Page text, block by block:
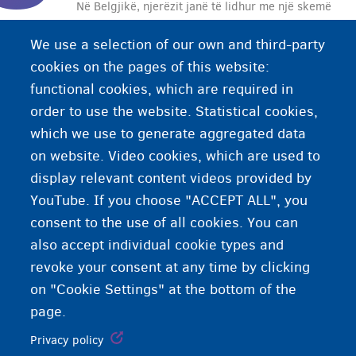
Në Belgjikë, njerëzit janë të lidhur me një skemë
sigurimit shëndetësor rimburson një pjesë të
madhe të shpenzimeve tuaja mjekësore dhe ju
paguan një përfitim nëse nuk jeni në gjendje të
punoni për shkak të sëmundjes ose shtatzënisë. ​​​​​
We use a selection of our own and third-party
cookies on the pages of this website:
functional cookies, which are required in
order to use the website. Statistical cookies,
which we use to generate aggregated data
on website. Video cookies, which are used to
display relevant content videos provided by
YouTube. If you choose "ACCEPT ALL", you
consent to the use of all cookies. You can
also accept individual cookie types and
revoke your consent at any time by clicking
on "Cookie Settings" at the bottom of the
page.
Privacy policy